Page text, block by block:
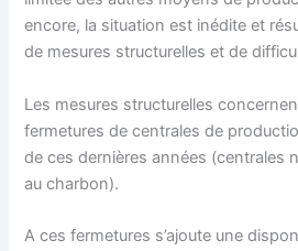
encore, la situation est inédite et
de mesures structurelles et de
Les mesures structurelles
fermetures de centrales de
de ces dernières années (centrales
au charbon).
A ces fermetures s’ajoute une